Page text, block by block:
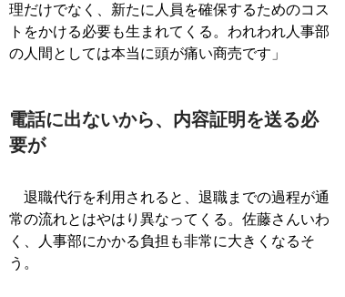
理だけでなく、新たに人員を確保するためのコス
トをかける必要も生まれてくる。われわれ人事部
の人間としては本当に頭が痛い商売です」
電話に出ないから、内容証明を送る必
要が
退職代行を利用されると、退職までの過程が通
常の流れとはやはり異なってくる。佐藤さんいわ
く、人事部にかかる負担も非常に大きくなるそ
う。